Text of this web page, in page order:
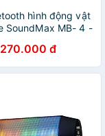
hình động vật
SoundMax MB- 4 -
270.000 đ